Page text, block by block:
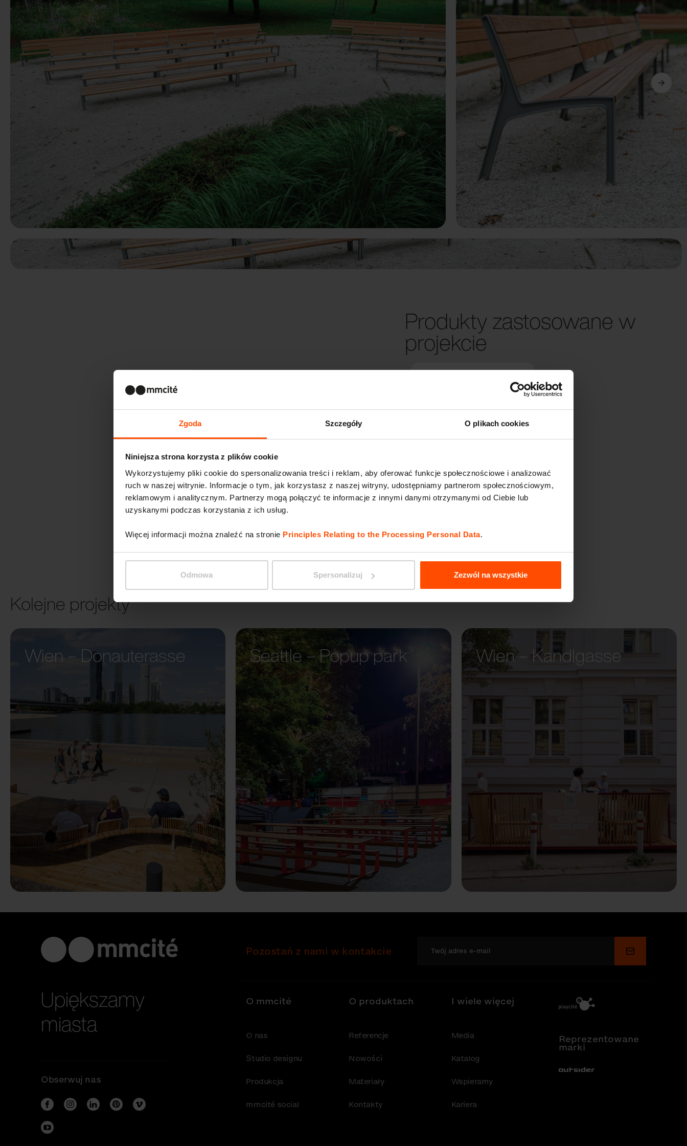
Zgoda Szczegóły O plikach cookies
Niniejsza strona korzysta z plików cookie
Wykorzystujemy pliki cookie do spersonalizowania treści i reklam, aby oferować funkcje społecznościowe i analizować
ruch w naszej witrynie. Informacje o tym, jak korzystasz z naszej witryny, udostępniamy partnerom społecznościowym,
reklamowym i analitycznym. Partnerzy mogą połączyć te informacje z innymi danymi otrzymanymi od Ciebie lub
uzyskanymi podczas korzystania z ich usług.
Więcej informacji można znaleźć na stronie Principles Relating to the Processing Personal Data.
Odmowa Spersonalizuj Zezwól na wszystkie
Dalej
Produkty zastosowane w
projekcie
MIELA
Kolejne projekty
Wien – Donauterasse
Seattle – Popup park Wien – Kandlgasse
Upiększamy
miasta
Obserwuj nas
Pozostań z nami w kontakcie Wyślij
O mmcité
O nas
Studio designu
Produkcja
mmcité social
O produktach
Referencje
Nowości
Materiały
Kontakty
I wiele więcej
Media
Katalog
Wspieramy
Kariera
Reprezentowane
marki
Out-Sider